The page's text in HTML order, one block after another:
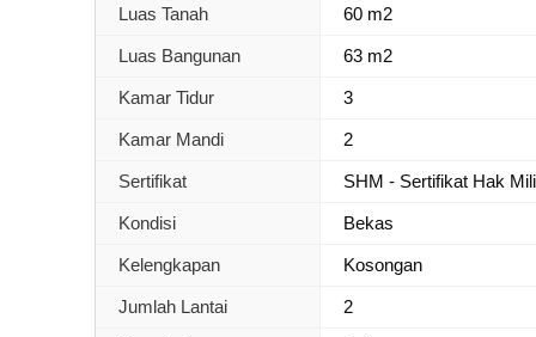
Luas Tanah 60 m2
Luas Bangunan 63 m2
Kamar Tidur 3
Kamar Mandi 2
Sertifikat SHM - Sertifikat Hak
Kondisi Bekas
Kelengkapan Kosongan
Jumlah Lantai 2